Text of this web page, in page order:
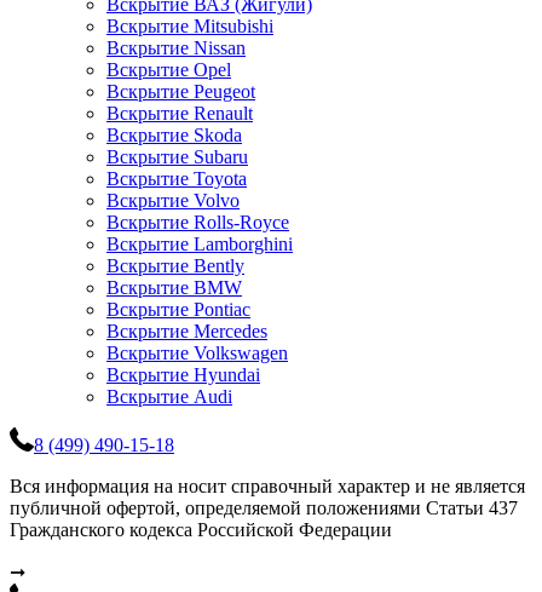
Вскрытие ВАЗ (Жигули)
Вскрытие Mitsubishi
Вскрытие Nissan
Вскрытие Opel
Вскрытие Peugeot
Вскрытие Renault
Вскрытие Skoda
Вскрытие Subaru
Вскрытие Toyota
Вскрытие Volvo
Вскрытие Rolls-Royce
Вскрытие Lamborghini
Вскрытие Bently
Вскрытие BMW
Вскрытие Pontiac
Вскрытие Mercedes
Вскрытие Volkswagen
Вскрытие Hyundai
Вскрытие Audi
8 (499) 490-15-18
Вся информация на носит справочный характер и не является
публичной офертой, определяемой положениями Статьи 437
Гражданского кодекса Российской Федерации
➞